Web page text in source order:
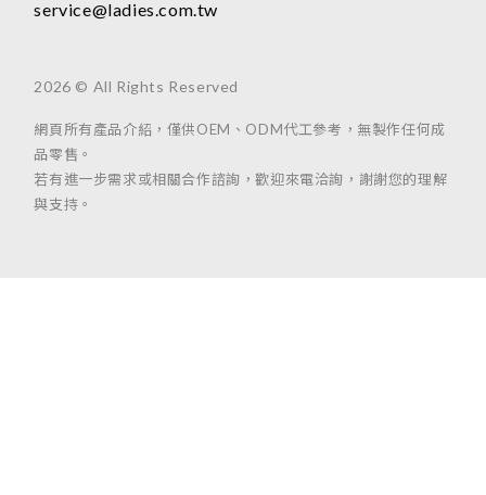
service@ladies.com.tw
2026 © All Rights Reserved
網頁所有產品介紹，僅供OEM、ODM代工參考，無製作任何成
品零售。
若有進一步需求或相關合作諮詢，歡迎來電洽詢，謝謝您的理解
與支持。